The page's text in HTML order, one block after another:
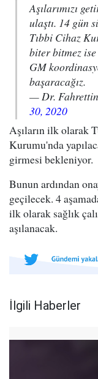
Aşılarımızı
ulaştı. 14 gün
Tıbbi Cihaz
biter bitmez ise
GM
başaracağız.
— Dr.
30, 2020
Aşıların ilk olarak
Kurumu'nda
girmesi bekleniyor.
Bunun ardından
geçilecek. 4
ilk olarak sağlık
aşılanacak.
İlgili Haberler